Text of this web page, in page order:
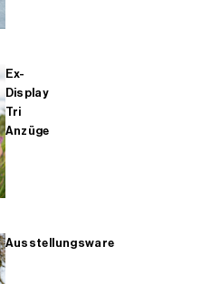
Ex-
Display
Tri
Anzüge
Ausstellungsware